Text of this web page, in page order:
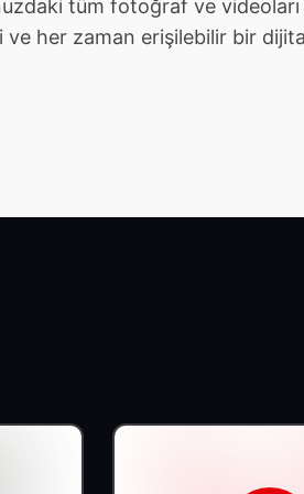
tüm fotoğraf ve
her zaman erişilebilir bir